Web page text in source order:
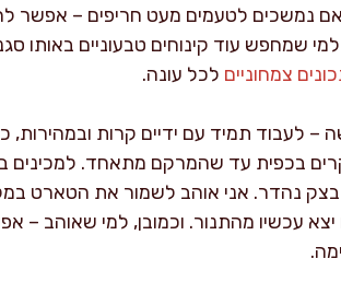
נמשכים לטעמים מעט חריפים – אפשר
שמחפש עוד קינוחים טבעוניים באותו
צמחוניים לכל עונה.
– לעבוד תמיד עם ידיים קרות
קרים בכפית עד שהמרקם מתאחד.
נהדר. אני אוהב לשמור את הטארט
עכשיו מהתנור. וכמובן, למי שאוהב –